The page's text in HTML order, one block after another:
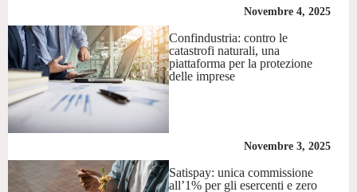
Novembre 4, 2025
Confindustria: contro le
catastrofi naturali, una
piattaforma per la protezione
delle imprese
Novembre 3, 2025
Satispay: unica commissione
all’1% per gli esercenti e zero